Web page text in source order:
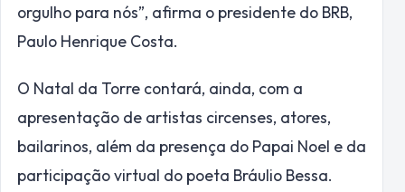
orgulho para nós”, afirma o presidente do BRB,
Paulo Henrique Costa.
O Natal da Torre contará, ainda, com a
apresentação de artistas circenses, atores,
bailarinos, além da presença do Papai Noel e da
participação virtual do poeta Bráulio Bessa.